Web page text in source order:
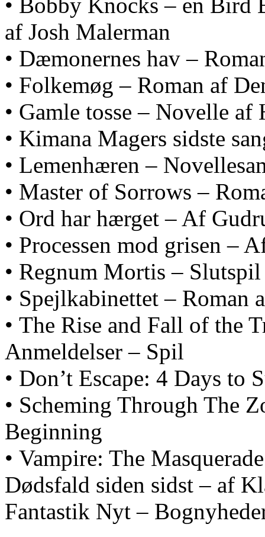
af Josh Malerman
• Dæmonernes hav –
• Folkemøg – Roman af
• Gamle tosse – Novelle af
• Kimana Magers sidste
• Lemenhæren –
• Master of Sorrows –
• Ord har hærget – Af
• Processen mod grisen –
• Regnum Mortis –
• Spejlkabinettet – Roman
• The Rise and Fall of the
Anmeldelser – Spil
• Don’t Escape: 4 Days to
• Scheming Through The
Beginning
• Vampire: The
Dødsfald siden sidst – af
Fantastik Nyt –